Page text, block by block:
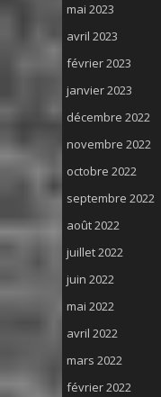
mai 2023
avril 2023
février 2023
janvier 2023
décembre 2022
novembre 2022
octobre 2022
septembre 2022
août 2022
juillet 2022
juin 2022
mai 2022
avril 2022
mars 2022
février 2022